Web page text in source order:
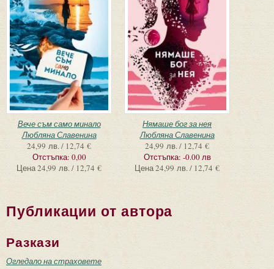
Вече съм само минало
Любляна Славенина
24,99 лв. / 12,74 €
Отстъпка: 0,00
Цена24,99 лв. / 12,74 €
Нямаше бог за нея
Любляна Славенина
24,99 лв. / 12,74 €
Отстъпка: -0.00 лв
Цена24,99 лв. / 12,74 €
Публикации от автора
Разкази
Огледало на страховете